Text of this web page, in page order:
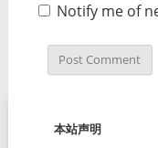
Notify me of
本站声明